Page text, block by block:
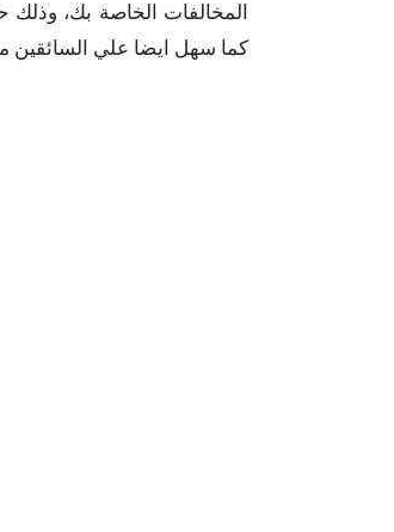
المخالفات الخاصة بك،
كما سهل ايضا علي السائقين